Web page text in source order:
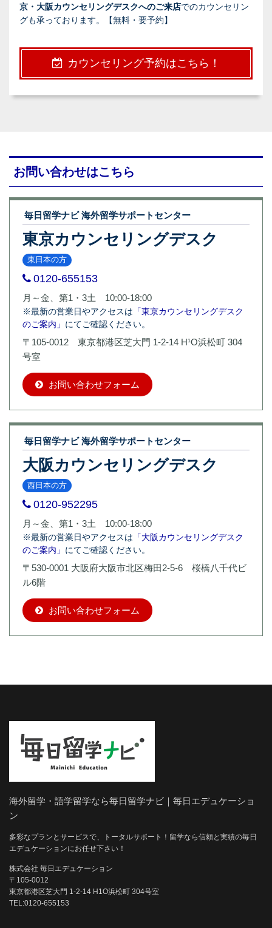
京・大阪カウンセリングデスクへのご来店でのカウンセリン
グも承っております。【無料・要予約】
カウンセリング予約はこちら！
お問い合わせはこちら
毎日留学ナビ 海外留学サポートセンター
東京カウンセリングデスク
東日本の方
0120-655153
月～金、第1・3土 10:00-18:00
※最新の営業日やアクセスは 「東京カウンセリングデスク
のご案内」 にてご確認ください。
〒105-0012 東京都港区芝大門 1-2-14 H¹O浜松町 304
号室
お問い合わせフォーム
毎日留学ナビ 海外留学サポートセンター
大阪カウンセリングデスク
西日本の方
0120-952295
月～金、第1・3土 10:00-18:00
※最新の営業日やアクセスは 「大阪カウンセリングデスク
のご案内」 にてご確認ください。
〒530-0001 大阪府大阪市北区梅田2-5-6 桜橋八千代ビ
ル6階
お問い合わせフォーム
海外留学・語学留学なら毎日留学ナビ｜毎日エデュケーショ
ン
多彩なプランとサービスで、トータルサポート！留学なら信頼と実績の毎日
エデュケーションにお任せ下さい！
株式会社 毎日エデュケーション
〒105-0012
東京都港区芝大門 1-2-14 H1O浜松町 304号室
TEL:0120-655153